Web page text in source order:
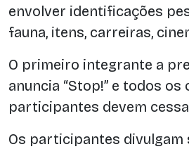
envolver identificações
fauna, itens, carreiras,
O primeiro integrante a
anuncia “Stop!” e todos os
participantes devem
Os participantes divulgam